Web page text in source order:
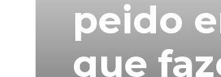
peido
que